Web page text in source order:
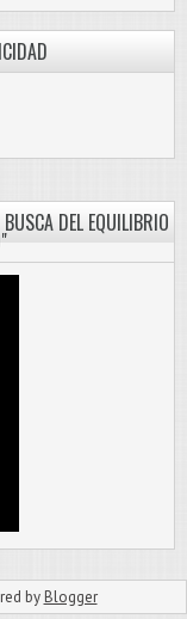
DEL EQUILIBRIO
by Blogger